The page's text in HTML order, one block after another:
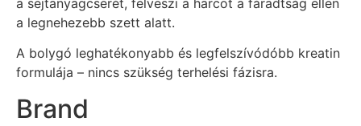
a legnehezebb szett alatt.
A bolygó leghatékonyabb és legfelszívódóbb kreatin
formulája – nincs szükség terhelési fázisra.
Brand